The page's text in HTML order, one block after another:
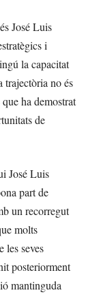
José Luis
i
la capacitat
trajectòria no és
ha demostrat
de
José Luis
part de
un recorregut
molts
les seves
posteriorment
mantinguda